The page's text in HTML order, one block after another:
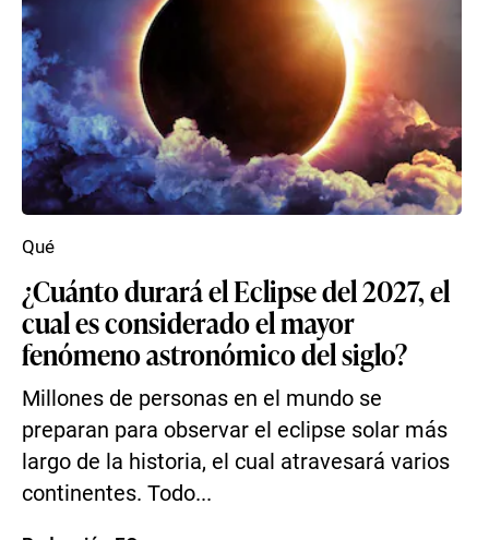
¿Cuánto durará el Eclipse del 2027, el
cual es considerado el mayor
fenómeno astronómico del siglo?
Millones de personas en el mundo se
preparan para observar el eclipse solar más
largo de la historia, el cual atravesará varios
continentes. Todo...
Qué